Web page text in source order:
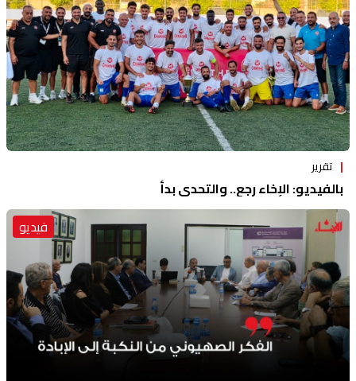
تقرير
بالفيديو: الإخاء رجع.. والتحدي بدأ
فيديو